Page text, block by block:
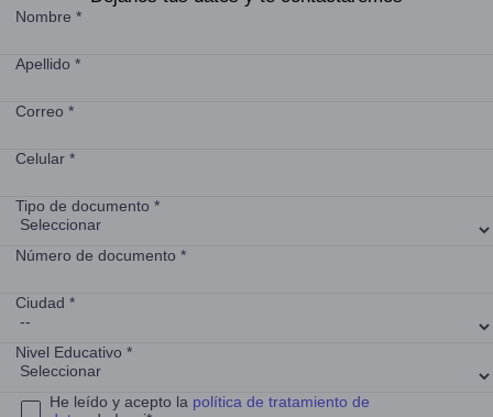
Nombre *
Apellido *
Correo *
Celular *
Tipo de documento *
Número de documento *
Ciudad *
Nivel Educativo *
He leído y acepto la política de tratamiento de